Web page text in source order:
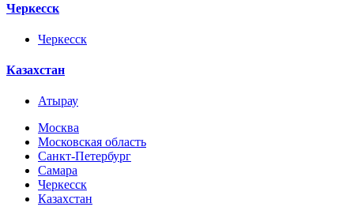
Черкесск
Черкесск
Казахстан
Атырау
Москва
Московская область
Санкт-Петербург
Самара
Черкесск
Казахстан